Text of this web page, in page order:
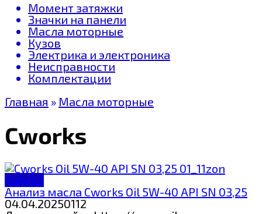
Момент затяжки
Значки на панели
Масла моторные
Кузов
Электрика и электроника
Неисправности
Комплектации
Главная » Масла моторные
Cworks
Cworks
Анализ масла Cworks Oil 5W-40 API SN 03,25
04.04.20250112